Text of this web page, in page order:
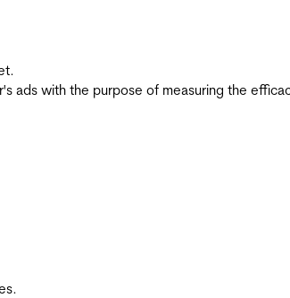
ads with the purpose of measuring the